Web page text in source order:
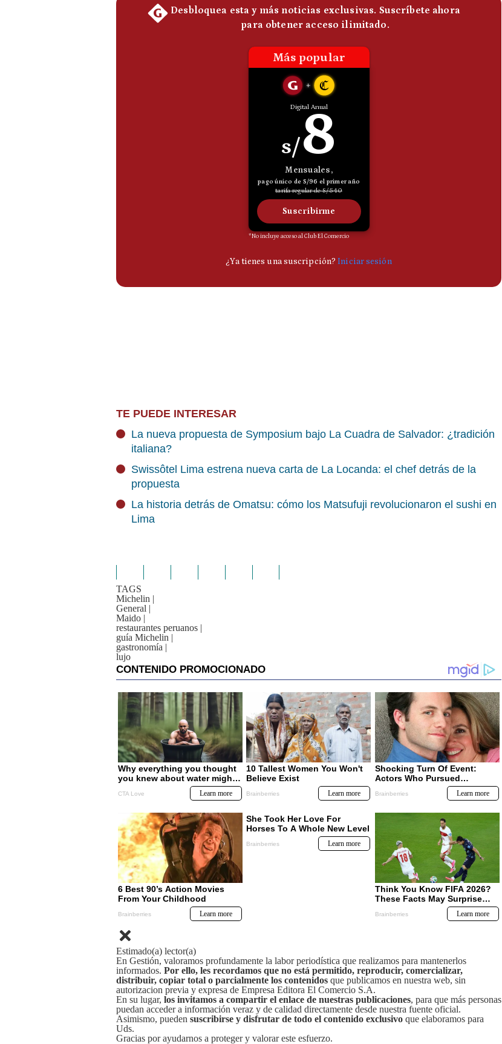
TE PUEDE INTERESAR
La nueva propuesta de Symposium bajo La Cuadra de Salvador: ¿tradición
italiana?
Swissôtel Lima estrena nueva carta de La Locanda: el chef detrás de la
propuesta
La historia detrás de Omatsu: cómo los Matsufuji revolucionaron el sushi en
Lima
TAGS
Michelin |
General |
Maido |
restaurantes peruanos |
guía Michelin |
gastronomía |
lujo
Estimado(a) lector(a)
En Gestión, valoramos profundamente la labor periodística que realizamos para mantenerlos
informados. Por ello, les recordamos que no está permitido, reproducir, comercializar,
distribuir, copiar total o parcialmente los contenidos que publicamos en nuestra web, sin
autorizacion previa y expresa de Empresa Editora El Comercio S.A.
En su lugar, los invitamos a compartir el enlace de nuestras publicaciones, para que más personas
puedan acceder a información veraz y de calidad directamente desde nuestra fuente oficial.
Asimismo, pueden suscribirse y disfrutar de todo el contenido exclusivo que elaboramos para
Uds.
Gracias por ayudarnos a proteger y valorar este esfuerzo.